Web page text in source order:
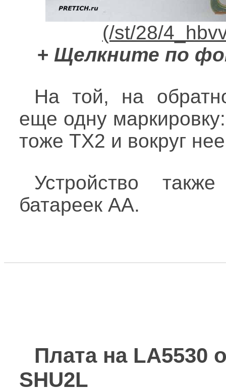
+ Щелкните по
На той, на
еще одну
тоже TX2 и вокруг
Устройство
батареек АА.
Плата на LA5530
SHU2L